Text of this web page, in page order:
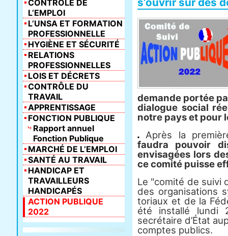
demande portée
dialogue social
notre pays et pour
Après la
faudra pouvoir
envisagées lors
ce comité puisse
Le "comité de suivi
des orga­ni­sa­tions
to­riaux et de la
été ins­tallé lundi
secré­taire d’État
comp­tes publics.
CONTRÔLE DE
L’EMPLOI
L’UNSA ET FORMATION
PROFESSIONNELLE
HYGIÈNE ET SÉCURITÉ
RELATIONS
PROFESSIONNELLES
LOIS ET DÉCRETS
CONTRÔLE DU
TRAVAIL
APPRENTISSAGE
FONCTION PUBLIQUE
Rapport annuel
Fonction Publique
MARCHÉ DE L’EMPLOI
SANTÉ AU TRAVAIL
HANDICAP ET
TRAVAILLEURS
HANDICAPÉS
ACTION PUBLIQUE
2022